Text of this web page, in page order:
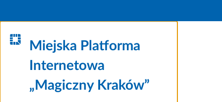
Miejska Platforma
Internetowa
„Magiczny Kraków”